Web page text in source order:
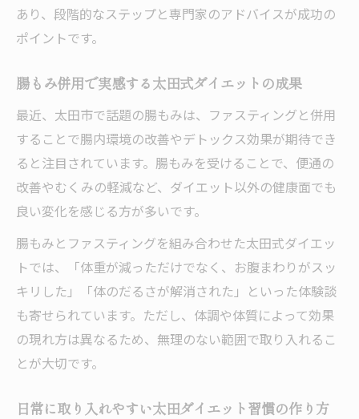
あり、段階的なステップと専門家のアドバイスが成功の
ポイントです。
腸もみ併用で実感する太田式ダイエットの成果
最近、太田市で話題の腸もみは、ファスティングと併用
することで腸内環境の改善やデトックス効果が期待でき
ると注目されています。腸もみを受けることで、便通の
改善やむくみの軽減など、ダイエット以外の健康面でも
良い変化を感じる方が多いです。
腸もみとファスティングを組み合わせた太田式ダイエッ
トでは、「体重が減っただけでなく、お腹まわりがスッ
キリした」「体のだるさが解消された」といった体験談
も寄せられています。ただし、体調や体質によって効果
の現れ方は異なるため、無理のない範囲で取り入れるこ
とが大切です。
日常に取り入れやすい太田ダイエット習慣の作り方